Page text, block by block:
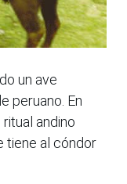
un ave
peruano. En
andino
tiene al cóndor